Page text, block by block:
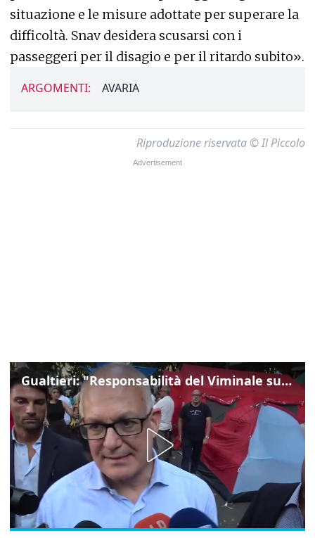
situazione e le misure adottate per superare la
difficoltà. Snav desidera scusarsi con i
passeggeri per il disagio e per il ritardo subito».
ARGOMENTI: AVARIA
Riproduzione riservata © Il Piccolo
Gualtieri: "Responsabilità del Viminale su Spin Time? La posizione dei partiti è nota"